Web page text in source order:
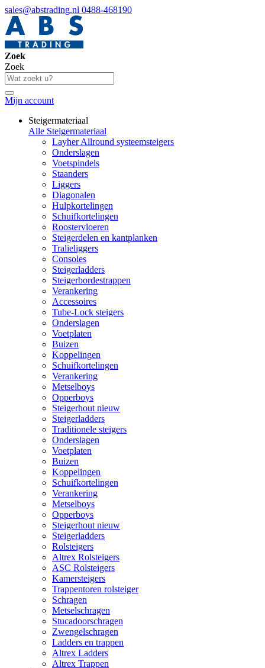
sales@abstrading.nl 0488-468190
Zoek
Zoek
Mijn account
Steigermateriaal
Alle Steigermateriaal
Layher Allround systeemsteigers
Onderslagen
Voetspindels
Staanders
Liggers
Diagonalen
Hulpkortelingen
Schuifkortelingen
Roostervloeren
Steigerdelen en kantplanken
Tralieliggers
Consoles
Steigerladders
Steigerbordestrappen
Verankering
Accessoires
Tube-Lock steigers
Onderslagen
Voetplaten
Buizen
Koppelingen
Schuifkortelingen
Verankering
Metselboys
Opperboys
Steigerhout nieuw
Steigerladders
Traditionele steigers
Onderslagen
Voetplaten
Buizen
Koppelingen
Schuifkortelingen
Verankering
Metselboys
Opperboys
Steigerhout nieuw
Steigerladders
Rolsteigers
Altrex Rolsteigers
ASC Rolsteigers
Kamersteigers
Trappentoren rolsteiger
Schragen
Metselschragen
Stucadoorschragen
Zwengelschragen
Ladders en trappen
Altrex Ladders
Altrex Trappen